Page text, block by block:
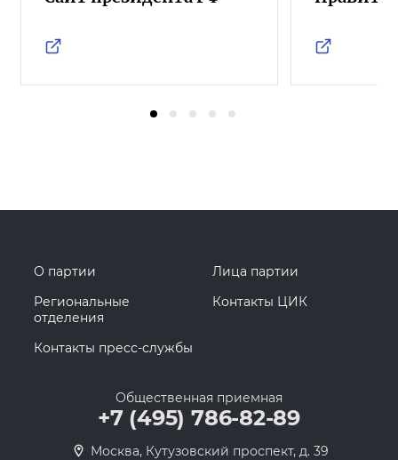
О партии
Лица партии
Региональные
отделения
Контакты ЦИК
Контакты пресс-службы
Общественная приемная
+7 (495) 786-82-89
Москва, Кутузовский проспект, д. 39